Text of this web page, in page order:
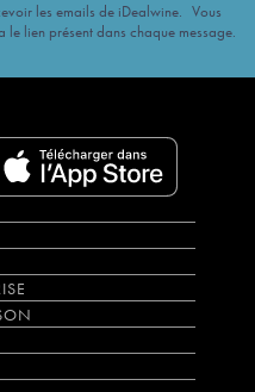
les emails de iDealwine. Vous
lien présent dans chaque message.